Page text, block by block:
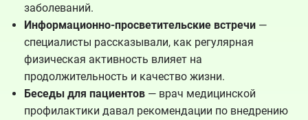
заболеваний.
Информационно-просветительские встречи —
специалисты рассказывали, как регулярная
физическая активность влияет на
продолжительность и качество жизни.
Беседы для пациентов — врач медицинской
профилактики давал рекомендации по внедрению